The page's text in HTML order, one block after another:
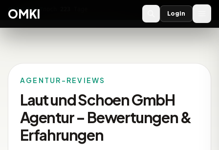
OMKI 2027
OMKI Login
AGENTUR-REVIEWS
Laut und Schoen GmbH
Agentur – Bewertungen &
Erfahrungen